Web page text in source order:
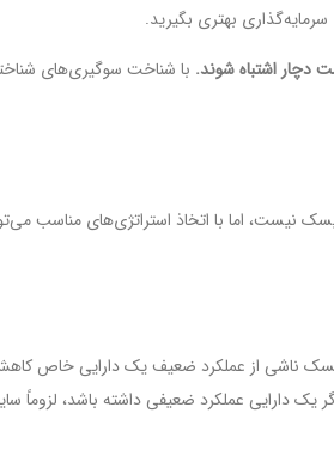
بهتری بگیرید.
دچار اشتباه شوند. با شناخت سوگیری‌های
نیست، اما با اتخاذ استراتژی‌های مناسب
ریسک ناشی از عملکرد ضعیف یک دارایی خاص
دارایی عملکرد ضعیفی داشته باشد، لزوماً